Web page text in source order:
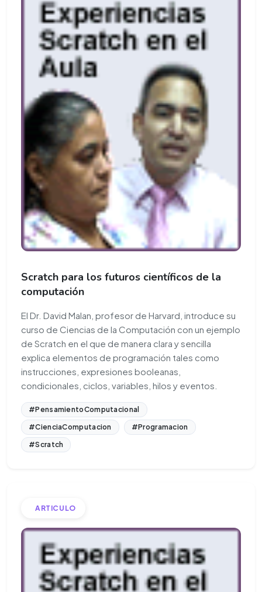
Scratch para los futuros científicos de la
computación
El Dr. David Malan, profesor de Harvard, introduce su
curso de Ciencias de la Computación con un ejemplo
de Scratch en el que de manera clara y sencilla
explica elementos de programación tales como
instrucciones, expresiones booleanas,
condicionales, ciclos, variables, hilos y eventos.
#PensamientoComputacional
#CienciaComputacion
#Programacion
#Scratch
ARTICULO